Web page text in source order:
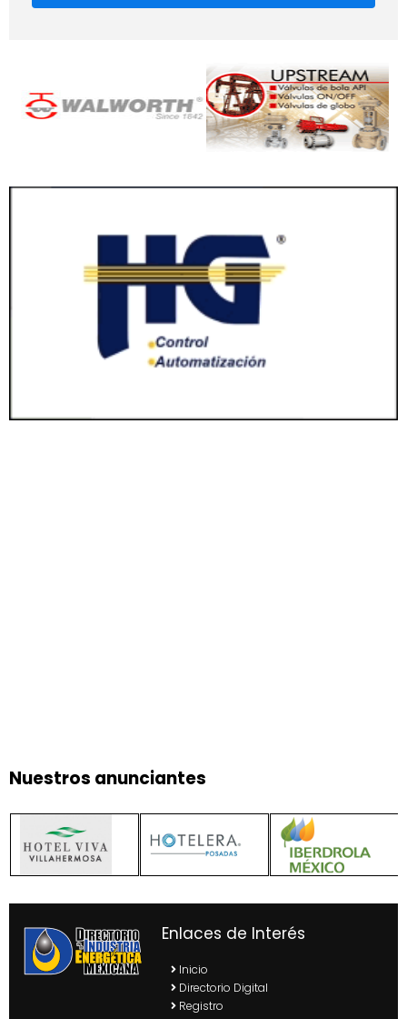
Nuestros anunciantes
Enlaces de Interés
Inicio
Directorio Digital
Registro